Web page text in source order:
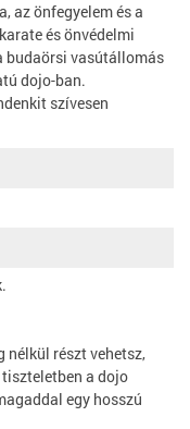
az önfegyelem és a
és önvédelmi
budaörsi vasútállomás
dojo-ban.
szívesen
nélkül részt vehetsz,
a dojo
egy hosszú